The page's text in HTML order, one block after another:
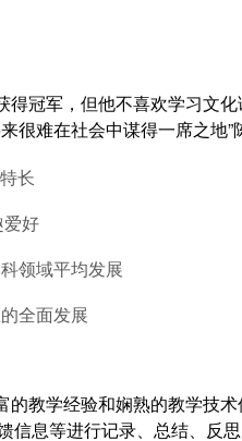
冠军，但他不喜欢学习文
很难在社会中谋得一席之地”
长
好
领域平均发展
全面发展
的教学经验和娴熟的教学技
信息等进行记录、总结、反